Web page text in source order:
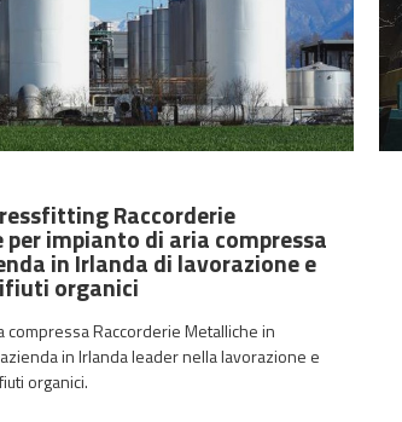
Raccorderie
impianto di aria compressa
in Irlanda di lavorazione e
organici
compressa Raccorderie Metalliche in
in Irlanda leader nella lavorazione e
organici.